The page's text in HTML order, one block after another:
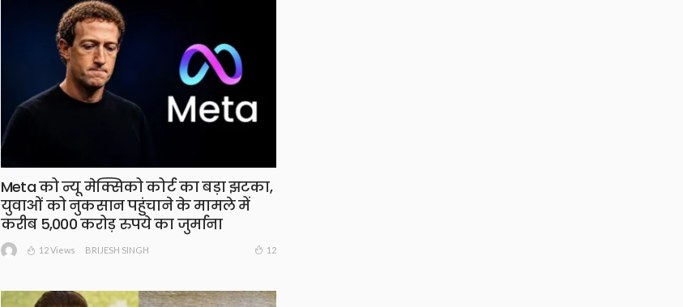
Meta को न्यू मेक्सिको कोर्ट का बड़ा झटका,
युवाओं को नुकसान पहुंचाने के मामले में
करीब 5,000 करोड़ रुपये का जुर्माना
12 Views BRIJESH SINGH 12